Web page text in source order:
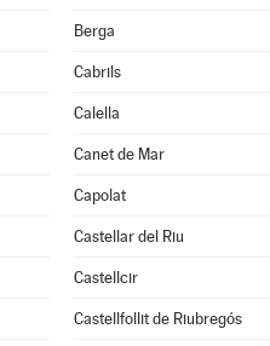
Berga
Cabrils
Calella
Canet de Mar
Capolat
Castellar del Riu
Castellcir
Castellfollit de Riubregós